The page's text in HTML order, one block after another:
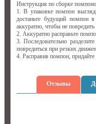
Инструкция по сборке
1. В упаковке помпон
достаньте будущий помпон
аккуратно, чтобы не
2. Аккуратно расправьте
3. Последовательно
повредиться при резких
4. Расправив помпон,
Отзывы